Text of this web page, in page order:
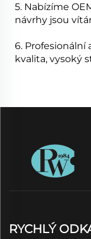
5. Nabízíme
návrhy jsou
6. Profesionální
kvalita, vysoký
RYCHLÝ